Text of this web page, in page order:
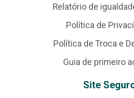
Relatório de
Política de
Política de Troca e
Guia de primeiro
Site